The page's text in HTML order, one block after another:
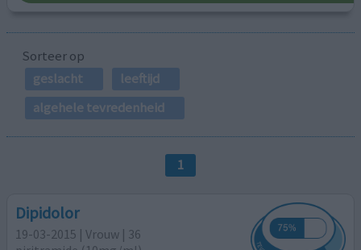
Sorteer op
geslacht
leeftijd
algehele tevredenheid
1
Dipidolor
19-03-2015 | Vrouw | 36